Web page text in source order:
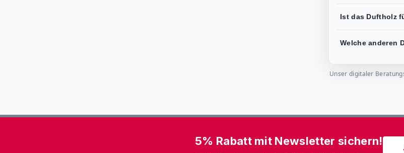
Ist das Duftholz
Welche anderen
Unser digitaler
5% Rabatt mit Newsletter sichern!